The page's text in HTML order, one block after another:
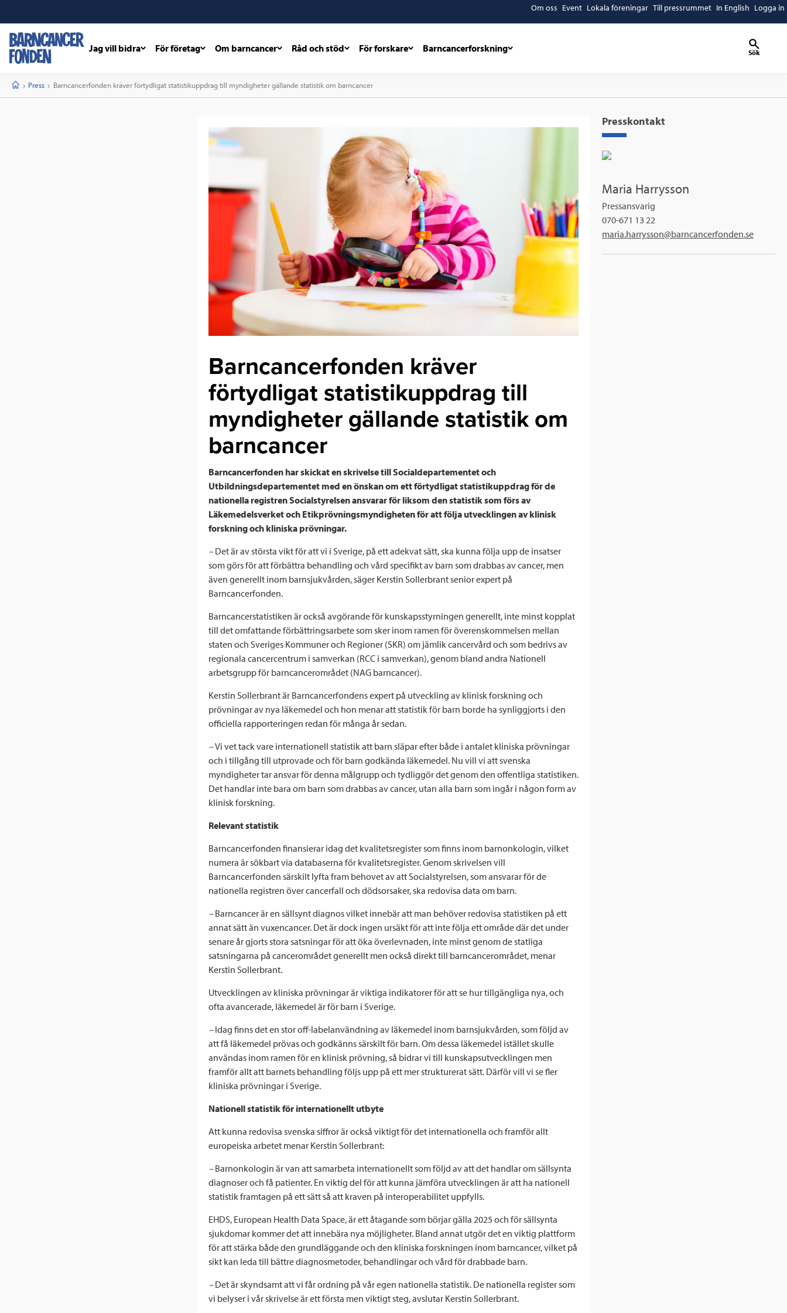
Om oss Event Lokala föreningar Till pressrummet In English Logga in
Jag vill bidra För företag Om barncancer Råd och stöd För forskare Barncancerforskning Sök
StartPress Current:
Barncancerfonden kräver förtydligat statistikuppdrag till myndigheter gällande statistik om barncancer
Barncancerfonden kräver
förtydligat statistikuppdrag till
myndigheter gällande statistik om
barncancer
Barncancerfonden har skickat en skrivelse till Socialdepartementet och
Utbildningsdepartementet med en önskan om ett förtydligat statistikuppdrag för de
nationella registren Socialstyrelsen ansvarar för liksom den statistik som förs av
Läkemedelsverket och Etikprövningsmyndigheten för att följa utvecklingen av klinisk
forskning och kliniska prövningar.
–Det är av största vikt för att vi i Sverige, på ett adekvat sätt, ska kunna följa upp de insatser
som görs för att förbättra behandling och vård specifikt av barn som drabbas av cancer, men
även generellt inom barnsjukvården, säger Kerstin Sollerbrant senior expert på
Barncancerfonden.
Barncancerstatistiken är också avgörande för kunskapsstyrningen generellt, inte minst kopplat
till det omfattande förbättringsarbete som sker inom ramen för överenskommelsen mellan
staten och Sveriges Kommuner och Regioner (SKR) om jämlik cancervård och som bedrivs av
regionala cancercentrum i samverkan (RCC i samverkan), genom bland andra Nationell
arbetsgrupp för barncancerområdet (NAG barncancer).
Kerstin Sollerbrant är Barncancerfondens expert på utveckling av klinisk forskning och
prövningar av nya läkemedel och hon menar att statistik för barn borde ha synliggjorts i den
officiella rapporteringen redan för många år sedan.
–Vi vet tack vare internationell statistik att barn släpar efter både i antalet kliniska prövningar
och i tillgång till utprovade och för barn godkända läkemedel. Nu vill vi att svenska
myndigheter tar ansvar för denna målgrupp och tydliggör det genom den offentliga statistiken.
Det handlar inte bara om barn som drabbas av cancer, utan alla barn som ingår i någon form av
klinisk forskning.
Relevant statistik
Barncancerfonden finansierar idag det kvalitetsregister som finns inom barnonkologin, vilket
numera är sökbart via databaserna för kvalitetsregister. Genom skrivelsen vill
Barncancerfonden särskilt lyfta fram behovet av att Socialstyrelsen, som ansvarar för de
nationella registren över cancerfall och dödsorsaker, ska redovisa data om barn.
–Barncancer är en sällsynt diagnos vilket innebär att man behöver redovisa statistiken på ett
annat sätt än vuxencancer. Det är dock ingen ursäkt för att inte följa ett område där det under
senare år gjorts stora satsningar för att öka överlevnaden, inte minst genom de statliga
satsningarna på cancerområdet generellt men också direkt till barncancerområdet, menar
Kerstin Sollerbrant.
Utvecklingen av kliniska prövningar är viktiga indikatorer för att se hur tillgängliga nya, och
ofta avancerade, läkemedel är för barn i Sverige.
–Idag finns det en stor off-labelanvändning av läkemedel inom barnsjukvården, som följd av
att få läkemedel prövas och godkänns särskilt för barn. Om dessa läkemedel istället skulle
användas inom ramen för en klinisk prövning, så bidrar vi till kunskapsutvecklingen men
framför allt att barnets behandling följs upp på ett mer strukturerat sätt. Därför vill vi se fler
kliniska prövningar i Sverige.
Nationell statistik för internationellt utbyte
Att kunna redovisa svenska siffror är också viktigt för det internationella och framför allt
europeiska arbetet menar Kerstin Sollerbrant:
–Barnonkologin är van att samarbeta internationellt som följd av att det handlar om sällsynta
diagnoser och få patienter. En viktig del för att kunna jämföra utvecklingen är att ha nationell
statistik framtagen på ett sätt så att kraven på interoperabilitet uppfylls.
EHDS, European Health Data Space, är ett åtagande som börjar gälla 2025 och för sällsynta
sjukdomar kommer det att innebära nya möjligheter. Bland annat utgör det en viktig plattform
för att stärka både den grundläggande och den kliniska forskningen inom barncancer, vilket på
sikt kan leda till bättre diagnosmetoder, behandlingar och vård för drabbade barn.
–Det är skyndsamt att vi får ordning på vår egen nationella statistik. De nationella register som
vi belyser i vår skrivelse är ett första men viktigt steg, avslutar Kerstin Sollerbrant.
Presskontakt
Maria Harrysson
Pressansvarig
070-671 13 22
maria.harrysson@barncancerfonden.se